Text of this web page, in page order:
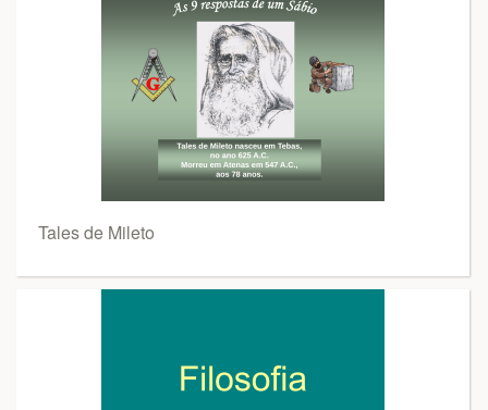
Tales de Mileto